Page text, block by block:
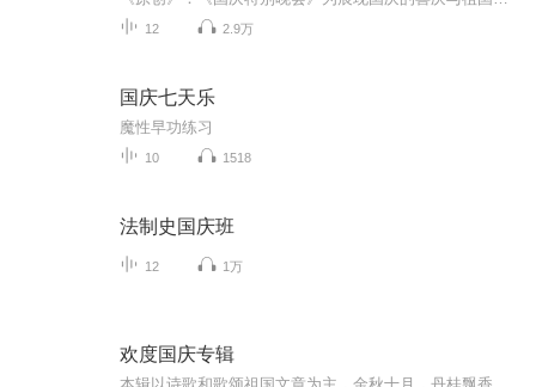
12 2.9万
国庆七天乐
魔性早功练习
10 1518
法制史国庆班
12 1万
欢度国庆专辑